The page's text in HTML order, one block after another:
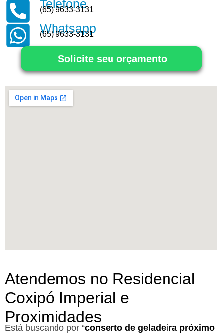
Telefone
(65) 9633-3131
Whatsapp
(65) 9633-3131
Solicite seu orçamento
Atendemos no Residencial
Coxipó Imperial e
Proximidades
Está buscando por “conserto de geladeira próximo